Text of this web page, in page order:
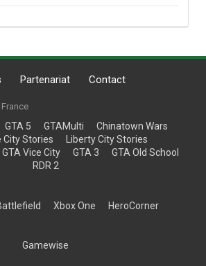
Partenariat Contact
GTA 5 GTAMulti
Chinatown Wars
City Stories
Liberty City Stories
GTA Vice City GTA 3
GTA Old School
RDR 2
Xbox One HeroCorner
Gamewise